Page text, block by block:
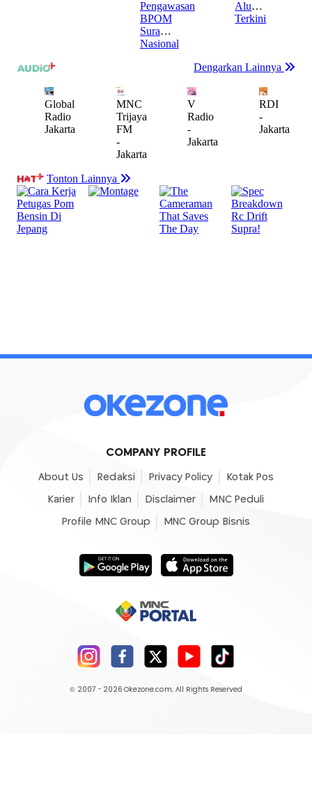
COMPANY PROFILE
About Us Redaksi Privacy Policy Kotak Pos
Karier Info Iklan Disclaimer MNC Peduli
Profile MNC Group MNC Group Bisnis
© 2007 - 2026 Okezone.com, All Rights Reserved